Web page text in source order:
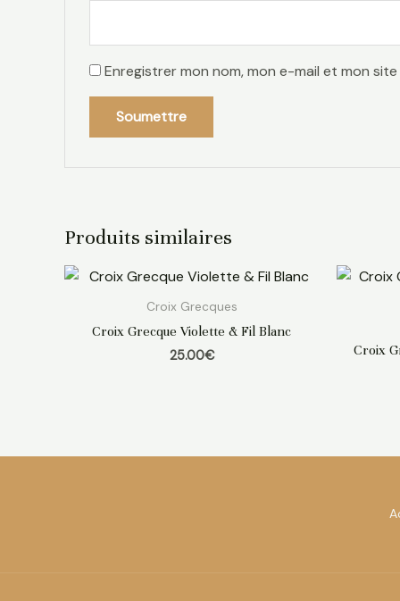
Enregistrer mon nom, mon e-mail et mon
Produits similaires
Croix Grecques
Croix Grecque Violette & Fil Blanc
25.00€
Croix